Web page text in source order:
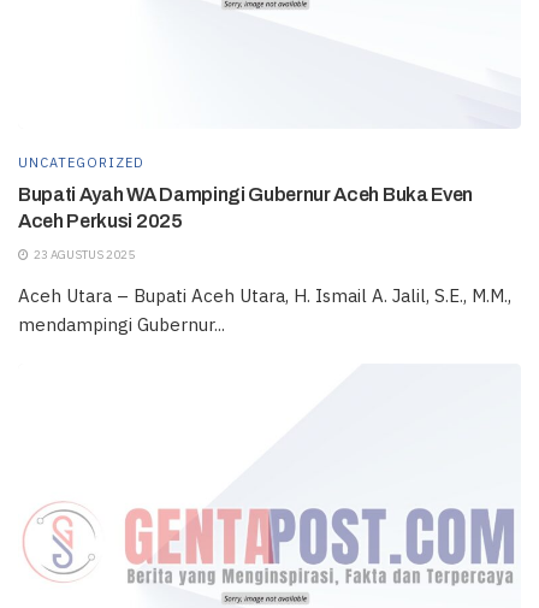
UNCATEGORIZED
Bupati Ayah WA Dampingi Gubernur Aceh Buka Even
Aceh Perkusi 2025
23 AGUSTUS 2025
Aceh Utara – Bupati Aceh Utara, H. Ismail A. Jalil, S.E., M.M.,
mendampingi Gubernur...